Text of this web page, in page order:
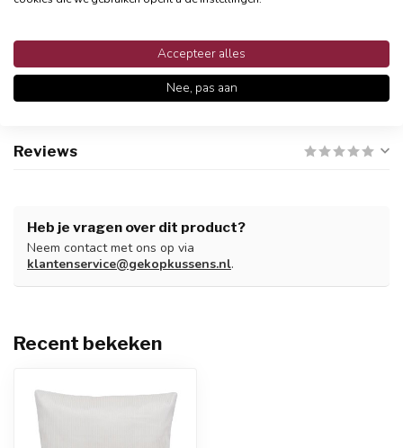
Productomschrijving
Reviews
Heb je vragen over dit product?
Neem contact met ons op via
klantenservice@gekopkussens.nl.
Recent bekeken
Accepteer alles
Nee, pas aan